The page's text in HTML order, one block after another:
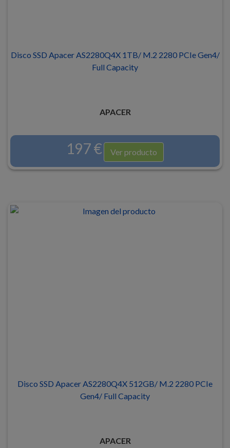
Disco SSD Apacer AS2280Q4X 1TB/ M.2 2280 PCIe Gen4/
Full Capacity
APACER
197 € Ver producto
Disco SSD Apacer AS2280Q4X 512GB/ M.2 2280 PCIe
Gen4/ Full Capacity
APACER